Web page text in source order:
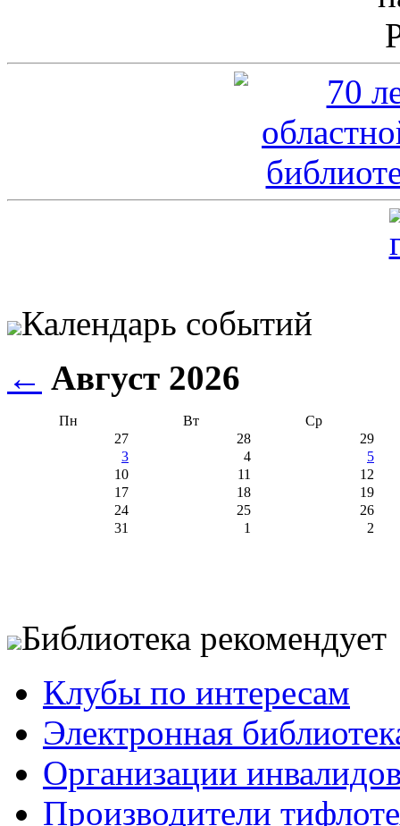
Календарь событий
← Август 2026
Пн Вт
Ср
27
28
29
3
4
5
10
11
12
17
18
19
24
25
26
31
1 2
Библиотека рекомендует
Клубы по интересам
Электронная
Организации
Производители